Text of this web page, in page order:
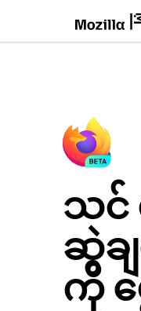
သင်
ဆွဲခ
ကို ရွ